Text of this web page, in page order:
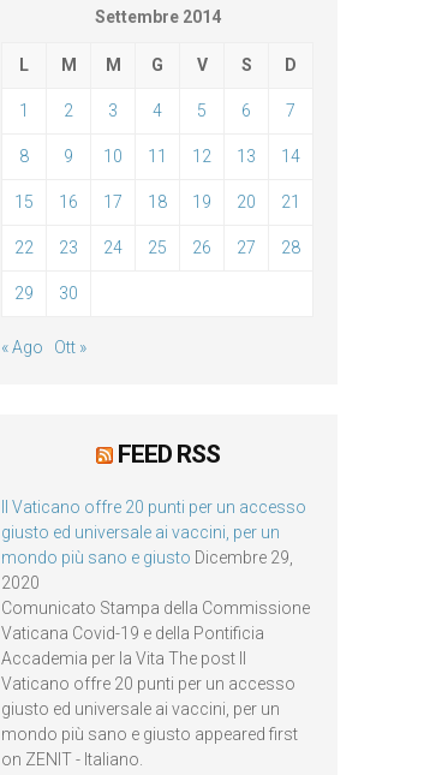
Settembre 2014
L M M G V S D
1 2 3 4 5 6 7
8 9 10 11 12 13 14
15 16 17 18 19 20 21
22 23 24 25 26 27 28
29 30
« Ago Ott »
FEED RSS
Il Vaticano offre 20 punti per un accesso
giusto ed universale ai vaccini, per un
mondo più sano e giusto Dicembre 29,
2020
Comunicato Stampa della Commissione
Vaticana Covid-19 e della Pontificia
Accademia per la Vita The post Il
Vaticano offre 20 punti per un accesso
giusto ed universale ai vaccini, per un
mondo più sano e giusto appeared first
on ZENIT - Italiano.